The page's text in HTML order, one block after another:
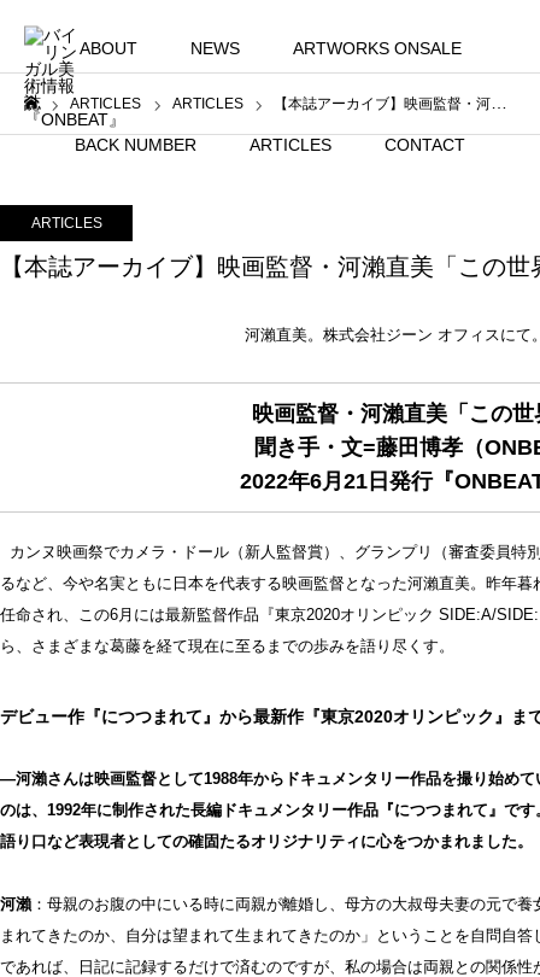
ABOUT NEWS ARTWORKS ONSALE
BACK NUMBER ARTICLES CONTACT
ーム
ARTICLES ARTICLES 【本誌アーカイブ】映画監督・河瀨直美「この世界は美しい」（vol.16）
ARTICLES
【本誌アーカイブ】映画監督・河瀨直美「この
河瀨直美。株式会社ジーン オフィスに
映画監督・河瀨直美「この
聞き手・文=藤田博孝（
2022年6月21日発行『
カンヌ映画祭でカメラ・ドール（新人監督賞）、グランプリ（審査委員特
るなど、今や名実ともに日本を代表する映画監督となった河瀨直美。昨年
任命され、この6月には最新監督作品『東京2020オリンピック SIDE:A/
ら、さまざまな葛藤を経て現在に至るまでの歩みを語り尽くす。
デビュー作『につつまれて』から最新作『東京2020オリンピック』ま
―河瀨さんは映画監督として1988年からドキュメンタリー作品を撮り始め
のは、1992年に制作された長編ドキュメンタリー作品『につつまれて』で
語り口など表現者としての確固たるオリジナリティに心をつかまれました。
河瀨 ：母親のお腹の中にいる時に両親が離婚し、母方の大叔母夫妻の元で
まれてきたのか、自分は望まれて生まれてきたのか」ということを自問自
であれば、日記に記録するだけで済むのですが、私の場合は両親との関係